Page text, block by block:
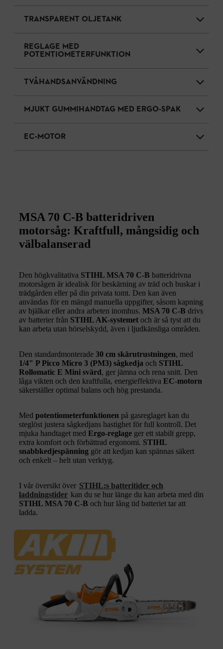
TRANSPARENT OLJETANK
REGLAGE MED
POTENTIOMETERFUNKTION
TVÅHANDSANVÄNDNING
MJUKT GUMMIHANDTAG MED ERGO-SPAK
EC-MOTOR
MSA 70 C-B batteridriven
motorsåg: Kraftfull, mångsidig och
välbalanserad
Den högkvalitativa STIHL MSA 70 C-B batteridrivna
motorsågen är idealisk för beskärning av träd och buskar i
trädgården eller på din privata tomt. Den kan även
användas för en mängd manuella uppgifter, såsom kapning
av bjälkar eller andra arbeten inomhus. MSA 70 C-B drivs
av batterier från STIHL AK-systemet och är så tyst att du
kan arbeta utan hörselskydd, även i ljudkänsliga områden.
Den standardmonterade 30 cm skärutrustningen, med
1/4" P Picco Micro 3 (PM3) sågkedja och STIHL
Rollomatic E Mini svärd, ger jämna och rena snitt. Den
låga vikten och den kraftfulla, energieffektiva EC-motorn
säkerställer optimal balans och hög prestanda.
Med potentiometerfunktionen på gasreglaget kan du
steglöst justera sågkedjans hastighet för full kontroll. Det
mjuka handtaget med Ergo-reglage ger ett stabilt grepp,
extra komfort och förbättrad ergonomi. STIHL
snabbkedjespänning gör att kedjan kan spännas säkert
och enkelt – helt utan verktyg.
I vår översikt över STIHL:s batteritider och
laddningstider kan du se hur länge du kan arbeta med din
STIHL MSA 70 C-B och hur lång tid batteriet tar att
ladda.